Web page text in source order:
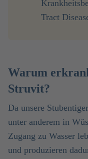
Tract
Warum
Struvit?
Da unsere
unter anderem in
Zugang zu Wasser
und produzieren